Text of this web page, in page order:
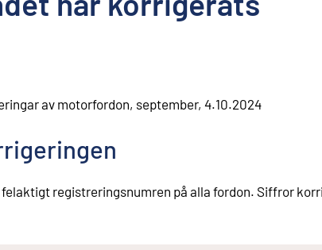
av motorfordon, september, 4.10.2024
registreringsnumren på alla fordon. Siffror